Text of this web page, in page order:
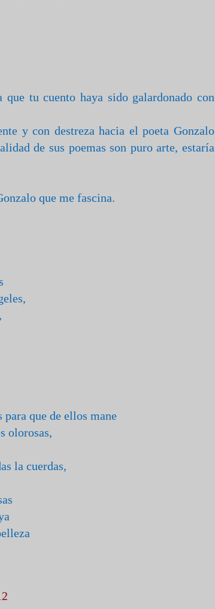
tu cuento haya sido galardonado con
y con destreza hacia el poeta Gonzalo
de sus poemas son puro arte, estaría
que me fascina.
que de ellos mane
olorosas,
la cuerdas,